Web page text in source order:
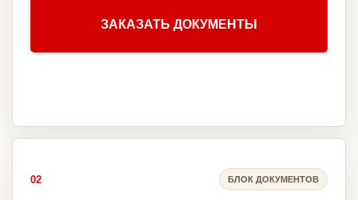
ЗАКАЗАТЬ ДОКУМЕНТЫ
02 БЛОК ДОКУМЕНТОВ